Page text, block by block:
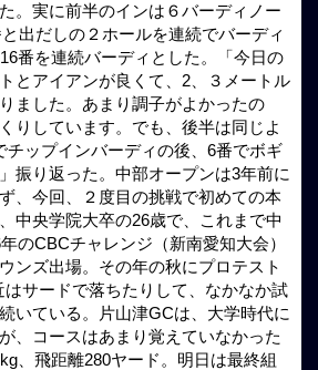
。実に前半のインは６バーディノー
出だしの２ホールを連続でバーディ
番を連続バーディとした。「今日の
とアイアンが良くて、2、３メートル
ました。あまり調子がよかったの
りしています。でも、後半は同じよ
チップインバーディの後、6番でボギ
振り返った。中部オープンは3年前に
、今回、２度目の挑戦で初めての本
中央学院大卒の26歳で、これまで中
のCBCチャレンジ（新南愛知大会）
ンズ出場。その年の秋にプロテスト
サードで落ちたりして、なかなか試
いている。片山津GCは、大学時代に
、コースはあまり覚えていなかった
、飛距離280ヤード。明日は最終組